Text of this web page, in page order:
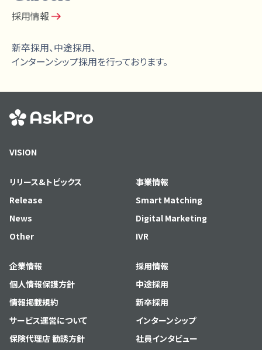
採用情報
新卒採用、中途採用、
インターンシップ採用を行っております。
VISION
リリース&トピックス
Release
News
Other
事業情報
Smart Matching
Digital Marketing
IVR
企業情報
個人情報保護方針
情報掲載規約
サービス運営について
保険代理店 勧誘方針
採用情報
中途採用
新卒採用
インターンシップ
社員インタビュー